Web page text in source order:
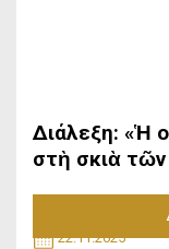
Διάλεξη: «Ἡ
στὴ σκιὰ
22.11.2025